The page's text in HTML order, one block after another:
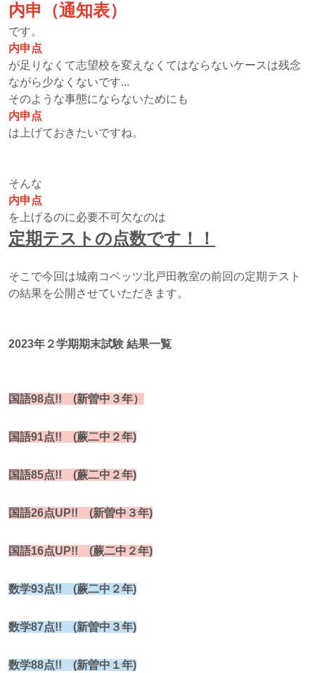
内申（通知表）
です。
内申点
が足りなくて志望校を変えなくてはならないケースは残念
ながら少なくないです...
そのような事態にならないためにも
内申点
は上げておきたいですね。
そんな
内申点
を上げるのに必要不可欠なのは
定期テストの点数です！！
そこで今回は城南コベッツ北戸田教室の前回の定期テスト
の結果を公開させていただきます。
2023年２学期期末試験 結果一覧
国語98点!! (新曽中３年）
国語91点!! (蕨二中２年)
国語85点!! (蕨二中２年)
国語26点UP!! (新曽中３年)
国語16点UP!! (蕨二中２年)
数学93点!! (蕨二中２年)
数学87点!! (新曽中３年)
数学88点!! (新曽中１年)